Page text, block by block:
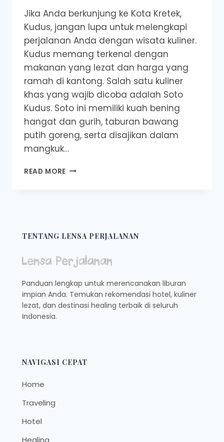
Jika Anda berkunjung ke Kota Kretek,
Kudus, jangan lupa untuk melengkapi
perjalanan Anda dengan wisata kuliner.
Kudus memang terkenal dengan
makanan yang lezat dan harga yang
ramah di kantong. Salah satu kuliner
khas yang wajib dicoba adalah Soto
Kudus. Soto ini memiliki kuah bening
hangat dan gurih, taburan bawang
putih goreng, serta disajikan dalam
mangkuk…
READ MORE SOTO
LEGENDARIS
YANG
SELERA
TENTANG LENSA PERJALANAN
Panduan lengkap untuk merencanakan liburan
impian Anda. Temukan rekomendasi hotel, kuliner
lezat, dan destinasi healing terbaik di seluruh
Indonesia.
NAVIGASI CEPAT
Home
Traveling
Hotel
Healing